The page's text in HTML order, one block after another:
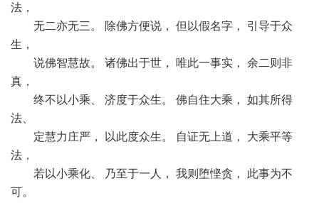
法，
无二亦无三。 除佛方便说， 但以假名字， 引导于众
生，
说佛智慧故。 诸佛出于世， 唯此一事实， 余二则非
真，
终不以小乘、 济度于众生。 佛自住大乘， 如其所得
法、
定慧力庄严， 以此度众生。 自证无上道， 大乘平等
法，
若以小乘化、 乃至于一人， 我则堕悭贪， 此事为不
可。